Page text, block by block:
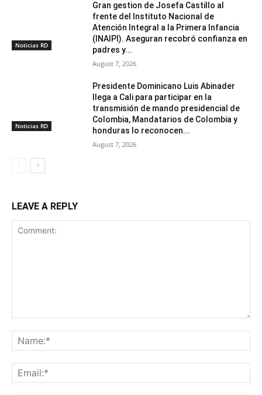
Noticias RD
Gran gestion de Josefa Castillo al
frente del Instituto Nacional de
Atención Integral a la Primera Infancia
(INAIPI). Aseguran recobró confianza en
padres y...
August 7, 2026
Noticias RD
Presidente Dominicano Luis Abinader
llega a Cali para participar en la
transmisión de mando presidencial de
Colombia, Mandatarios de Colombia y
honduras lo reconocen...
August 7, 2026
LEAVE A REPLY